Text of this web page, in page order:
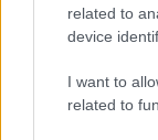
related to
device
I want to
related to
A